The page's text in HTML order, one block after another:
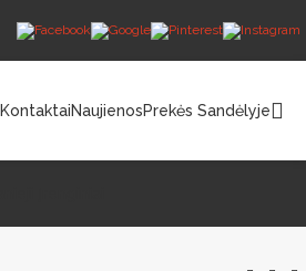
KontaktaiNaujienosPrekės Sandėlyje